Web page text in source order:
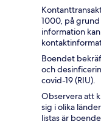
1000, på
information
Boendet
och
covid-19 (RIU).
Observera att
sig i olika
listas är